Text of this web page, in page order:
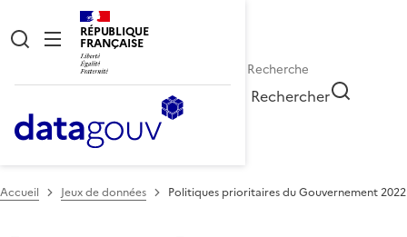
RÉPUBLIQUE
FRANÇAISE
Rechercher
Accueil Jeux de données Politiques prioritaires du Gouvernement 2022